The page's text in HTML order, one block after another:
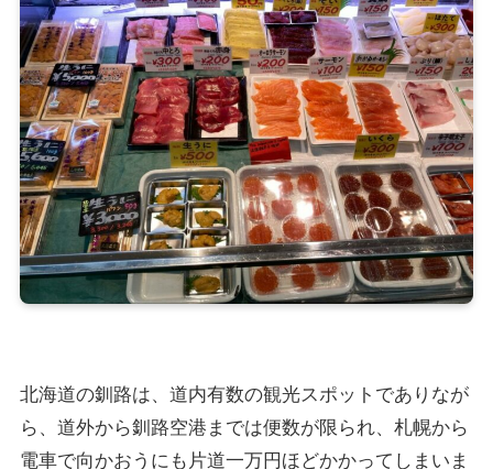
北海道の釧路は、道内有数の観光スポットでありなが
ら、道外から釧路空港までは便数が限られ、札幌から
電車で向かおうにも片道一万円ほどかかってしまいま